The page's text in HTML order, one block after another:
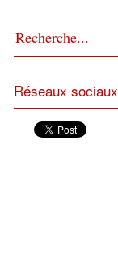
Réseaux sociaux